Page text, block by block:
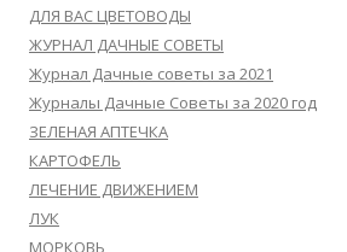
ДЛЯ ВАС ЦВЕТОВОДЫ
ЖУРНАЛ ДАЧНЫЕ СОВЕТЫ
Журнал Дачные советы за 2021
Журналы Дачные Советы за 2020 год
ЗЕЛЕНАЯ АПТЕЧКА
КАРТОФЕЛЬ
ЛЕЧЕНИЕ ДВИЖЕНИЕМ
ЛУК
МОРКОВЬ